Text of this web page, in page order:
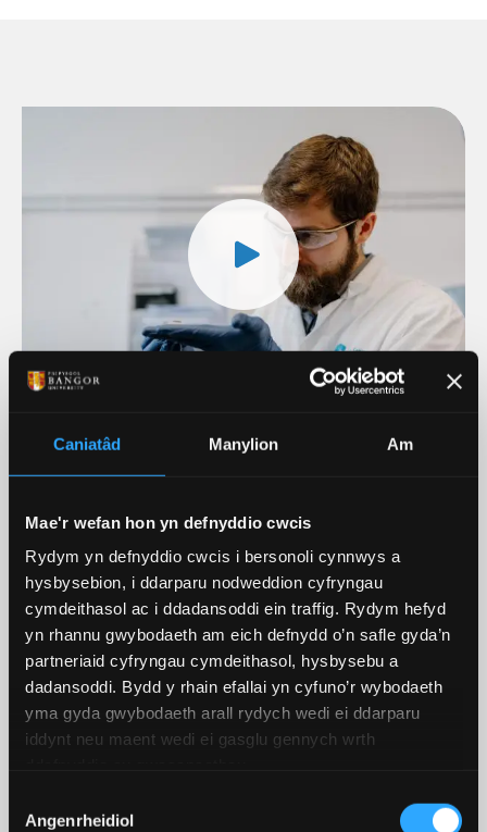
Caniatâd Manylion Am
Mae'r wefan hon yn defnyddio cwcis
Rydym yn defnyddio cwcis i bersonoli cynnwys a
hysbysebion, i ddarparu nodweddion cyfryngau
cymdeithasol ac i ddadansoddi ein traffig. Rydym hefyd
yn rhannu gwybodaeth am eich defnydd o’n safle gyda’n
partneriaid cyfryngau cymdeithasol, hysbysebu a
dadansoddi. Bydd y rhain efallai yn cyfuno’r wybodaeth
yma gyda gwybodaeth arall rydych wedi ei ddarparu
iddynt neu maent wedi ei gasglu gennych wrth
Caniatâd
Angenrheidiol
Trawsgrifiad fideo: Ymchwil ym
Mhrifysgol Bangor
Ein Hymchwil Ar Waith
Ein Hymchwil
Mae ein hymchwil arloesol yn atgyfnerthu ein
cwricwlwm sy'n newid yn barhaus ac yn helpu i
wella ein cyd-ddealltwriaeth o'r byd o'n cwmpas.